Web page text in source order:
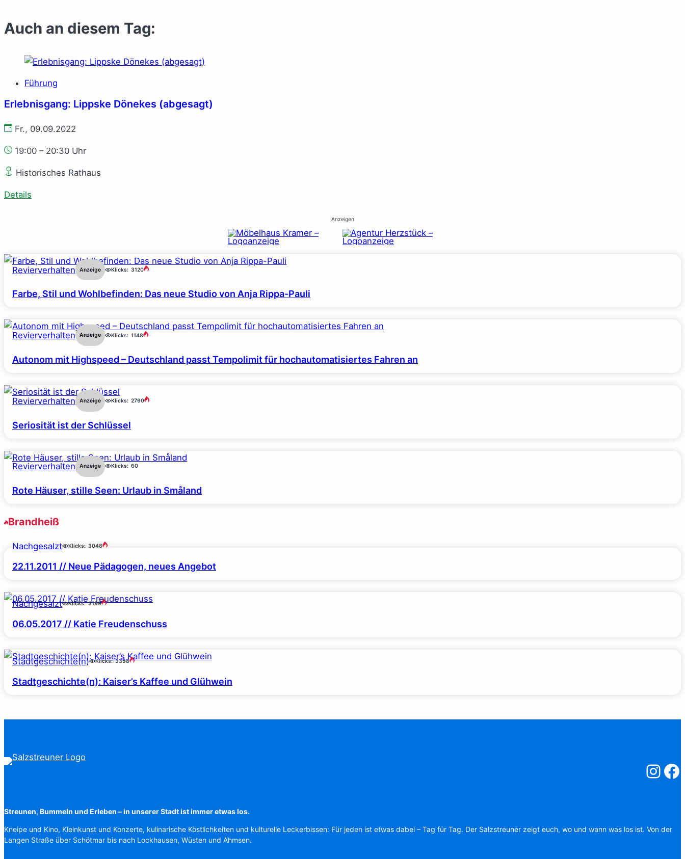
Auch an diesem Tag:
Führung
Erlebnisgang: Lippske Dönekes (abgesagt)
Fr., 09.09.2022
19:00 – 20:30 Uhr
Historisches Rathaus
Details
Anzeigen
Revierverhalten Anzeige Klicks: 3120
Farbe, Stil und Wohlbefinden: Das neue Studio von Anja Rippa-Pauli
Revierverhalten Anzeige Klicks: 1148
Autonom mit Highspeed – Deutschland passt Tempolimit für hochautomatisiertes Fahren an
Revierverhalten Anzeige Klicks: 2790
Seriosität ist der Schlüssel
Revierverhalten Anzeige Klicks: 60
Rote Häuser, stille Seen: Urlaub in Småland
Brandheiß
Nachgesalzt Klicks: 3048
22.11.2011 // Neue Pädagogen, neues Angebot
Nachgesalzt Klicks: 3199
06.05.2017 // Katie Freudenschuss
Stadtgeschichte(n) Klicks: 3358
Stadtgeschichte(n): Kaiser’s Kaffee und Glühwein
Streunen, Bummeln und Erleben – in unserer Stadt ist immer etwas los.
Kneipe und Kino, Kleinkunst und Konzerte, kulinarische Köstlichkeiten und kulturelle Leckerbissen: Für jeden ist etwas dabei – Tag für Tag. Der Salzstreuner zeigt euch, wo und wann was los ist. Von der
Langen Straße über Schötmar bis nach Lockhausen, Wüsten und Ahmsen.